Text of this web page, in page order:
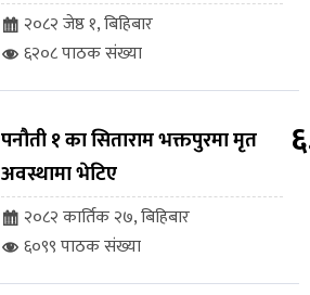
२०८२ जेष्ठ १, बिहिबार
६२०८ पाठक संख्या
पनौती १ का सिताराम भक्तपुरमा मृत
अवस्थामा भेटिए
२०८२ कार्तिक २७, बिहिबार
६०९९ पाठक संख्या